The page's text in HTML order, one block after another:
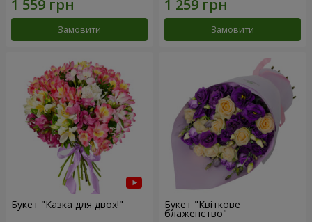
Замовити Замовити
Букет "Казка для двох!" Букет "Квіткове
блаженство"